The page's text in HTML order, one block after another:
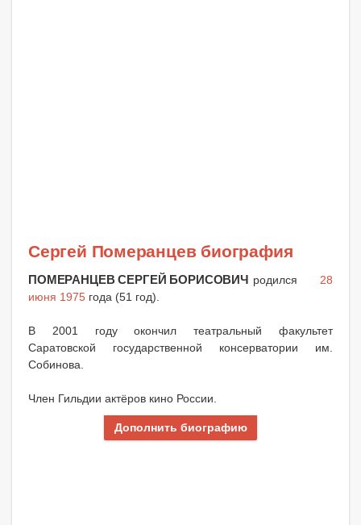
Сергей Померанцев биография
ПОМЕРАНЦЕВ СЕРГЕЙ БОРИСОВИЧ родился 28
июня 1975 года (51 год).
В 2001 году окончил театральный факультет
Саратовской государственной консерватории им.
Собинова.
Член Гильдии актёров кино России.
Дополнить биографию